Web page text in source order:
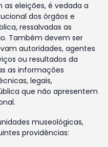
eleições, é vedada a
dos órgãos e
ressalvadas as
Também devem ser
autoridades, agentes
ou resultados da
as informações
legais,
que não apresentem
museológicas,
providências: